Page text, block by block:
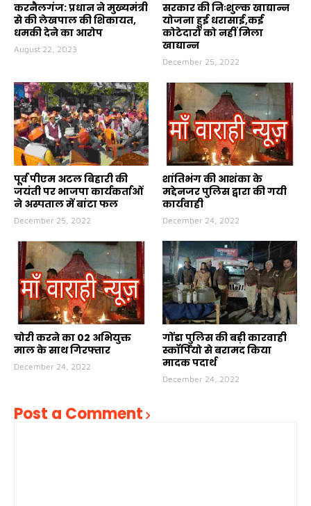
करनैलगंज: प्रधान ने मुख्यमंत्री
से की लेखपाल की शिकायत,
धमकी देने का आरोप
August 22, 2023
सरकार की निःशुल्क खाद्यान्न
योजना हुई धरासाई,कई
कोटेदारों को नहीं मिला
खाद्यान्न
December 25, 2022
पूर्व पीएम अटल बिहारी की
जयंती पर भाजपा कार्यकर्ताओं
ने अस्पताल में बांटा फल
December 25, 2022
शांतिभंग की आशंका के
मद्देनजर पुलिस द्वारा की गयी
कार्यवाही
December 24, 2022
चोरी करने का 02 अभियुक्त
माल के साथ गिरफ्तार
December 24, 2022
गोंडा पुलिस की बड़ी कारवाही
स्कॉर्पियो से बरामद किया
मादक पदार्थ
December 24, 2022
Post a Comment